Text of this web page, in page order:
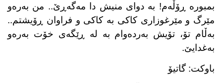
بمبورە ڕۆڵەم! بە دوای منیش دا مەگەڕێ.. من بەرەو
مێرگ و مێرغوزاری كاكی بە كاكی و فراوان ڕۆیشتم..
بەڵام تۆ، تۆیش بەردەوام بە لە ڕێگەی خۆت بەرەو
بەغدایێ.
باوكت: گاتیۆ